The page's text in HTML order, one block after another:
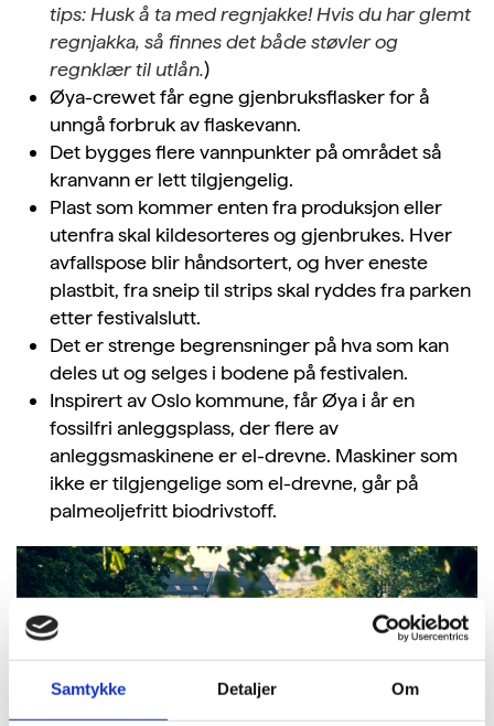
Samtykke Detaljer Om
tips: Husk å ta med regnjakke! Hvis du har glemt
regnjakka, så finnes det både støvler og
regnklær til utlån.)
Øya-crewet får egne gjenbruksflasker for å
unngå forbruk av flaskevann.
Det bygges flere vannpunkter på området så
kranvann er lett tilgjengelig.
Plast som kommer enten fra produksjon eller
utenfra skal kildesorteres og gjenbrukes. Hver
avfallspose blir håndsortert, og hver eneste
plastbit, fra sneip til strips skal ryddes fra parken
etter festivalslutt.
Det er strenge begrensninger på hva som kan
deles ut og selges i bodene på festivalen.
Inspirert av Oslo kommune, får Øya i år en
fossilfri anleggsplass, der flere av
anleggsmaskinene er el-drevne. Maskiner som
ikke er tilgjengelige som el-drevne, går på
palmeoljefritt biodrivstoff.